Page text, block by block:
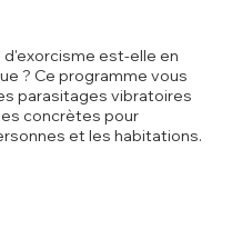
d'exorcisme est-elle en
? Ce programme vous
parasitages vibratoires
concrètes pour
et les habitations.